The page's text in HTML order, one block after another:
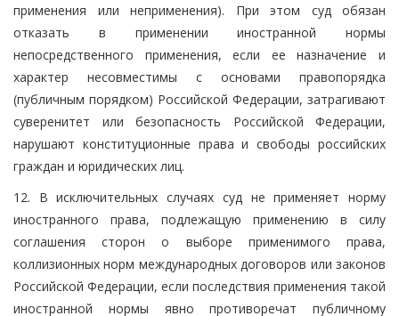
применения или неприменения). При этом суд обязан
отказать в применении иностранной нормы
непосредственного применения, если ее назначение и
характер несовместимы с основами правопорядка
(публичным порядком) Российской Федерации, затрагивают
суверенитет или безопасность Российской Федерации,
нарушают конституционные права и свободы российских
граждан и юридических лиц.
12. В исключительных случаях суд не применяет норму
иностранного права, подлежащую применению в силу
соглашения сторон о выборе применимого права,
коллизионных норм международных договоров или законов
Российской Федерации, если последствия применения такой
иностранной нормы явно противоречат публичному